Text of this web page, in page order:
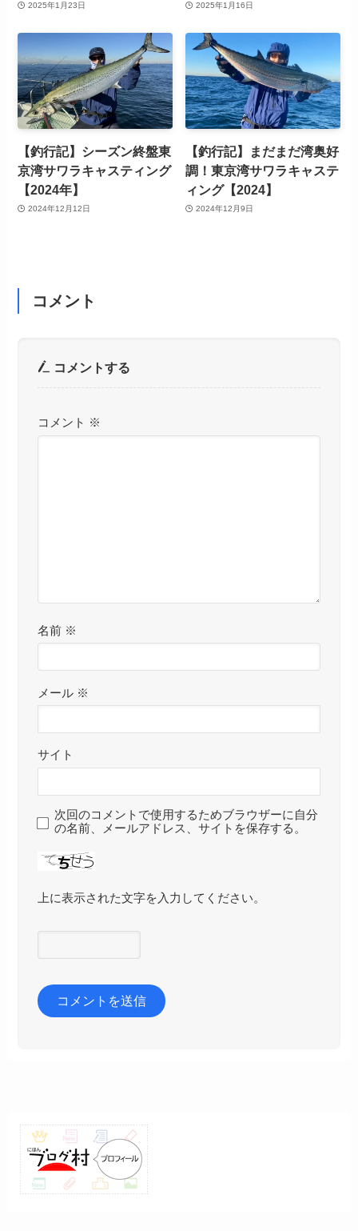
2025年1月23日 2025年1月16日
【釣行記】シーズン終盤東
京湾サワラキャスティング
【2024年】
2024年12月12日
【釣行記】まだまだ湾奥好
調！東京湾サワラキャステ
ィング【2024】
2024年12月9日
コメント
コメントする
コメント ※
名前 ※
メール ※
サイト
次回のコメントで使用するためブラウザーに自分
の名前、メールアドレス、サイトを保存する。
上に表示された文字を入力してください。